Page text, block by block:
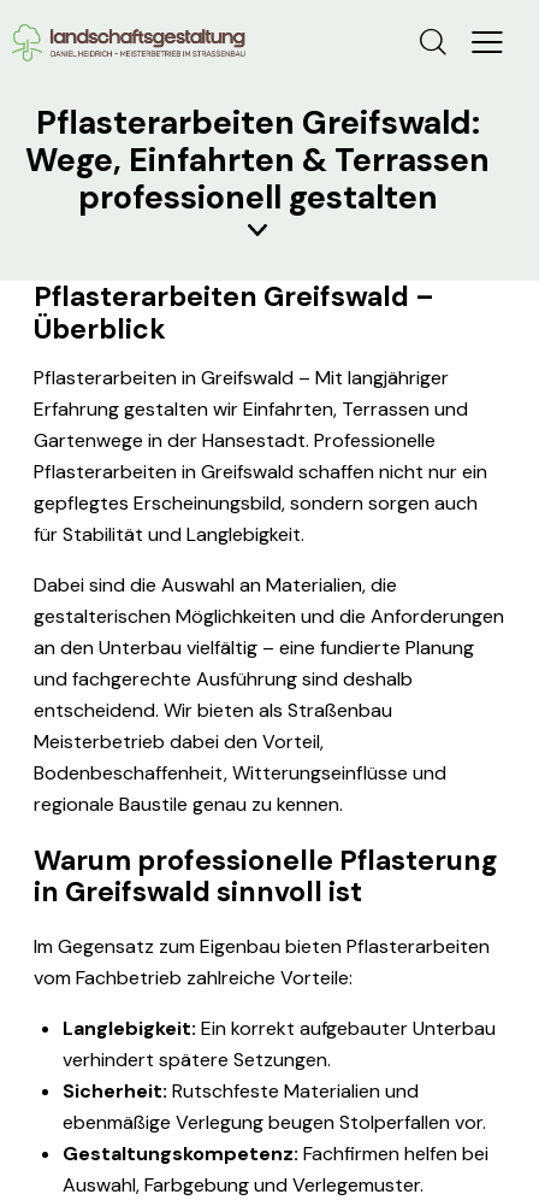
Pflasterarbeiten Greifswald:
Wege, Einfahrten & Terrassen
professionell gestalten
Pflasterarbeiten Greifswald –
Überblick
Pflasterarbeiten in Greifswald – Mit langjähriger
Erfahrung gestalten wir Einfahrten, Terrassen und
Gartenwege in der Hansestadt. Professionelle
Pflasterarbeiten in Greifswald schaffen nicht nur ein
gepflegtes Erscheinungsbild, sondern sorgen auch
für Stabilität und Langlebigkeit.
Dabei sind die Auswahl an Materialien, die
gestalterischen Möglichkeiten und die Anforderungen
an den Unterbau vielfältig – eine fundierte Planung
und fachgerechte Ausführung sind deshalb
entscheidend. Wir bieten als Straßenbau
Meisterbetrieb dabei den Vorteil,
Bodenbeschaffenheit, Witterungseinflüsse und
regionale Baustile genau zu kennen.
Warum professionelle Pflasterung
in Greifswald sinnvoll ist
Im Gegensatz zum Eigenbau bieten Pflasterarbeiten
vom Fachbetrieb zahlreiche Vorteile:
Langlebigkeit: Ein korrekt aufgebauter Unterbau
verhindert spätere Setzungen.
Sicherheit: Rutschfeste Materialien und
ebenmäßige Verlegung beugen Stolperfallen vor.
Gestaltungskompetenz: Fachfirmen helfen bei
Auswahl, Farbgebung und Verlegemuster.